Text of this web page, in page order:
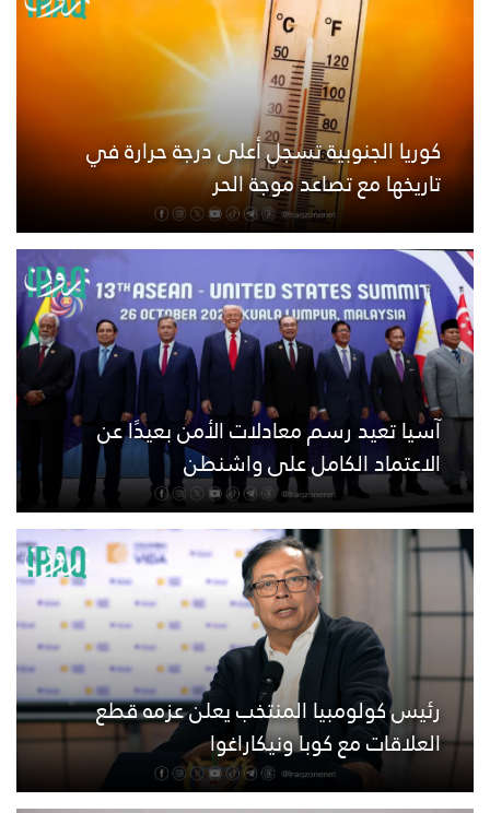
كوريا الجنوبية تسجل أعلى درجة حرارة في
تاريخها مع تصاعد موجة الحر
آسيا تعيد رسم معادلات الأمن بعيدًا عن
الاعتماد الكامل على واشنطن
رئيس كولومبيا المنتخب يعلن عزمه قطع
العلاقات مع كوبا ونيكاراغوا